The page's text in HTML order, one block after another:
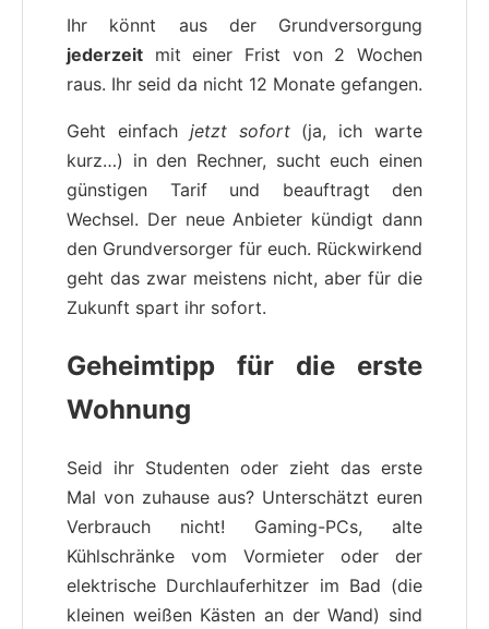
Ihr könnt aus der Grundversorgung
jederzeit mit einer Frist von 2 Wochen
raus. Ihr seid da nicht 12 Monate gefangen.
Geht einfach jetzt sofort(ja, ich warte
kurz…) in den Rechner, sucht euch einen
günstigen Tarif und beauftragt den
Wechsel. Der neue Anbieter kündigt dann
den Grundversorger für euch. Rückwirkend
geht das zwar meistens nicht, aber für die
Zukunft spart ihr sofort.
Geheimtipp für die erste
Wohnung
Seid ihr Studenten oder zieht das erste
Mal von zuhause aus? Unterschätzt euren
Verbrauch nicht! Gaming-PCs, alte
Kühlschränke vom Vormieter oder der
elektrische Durchlauferhitzer im Bad (die
kleinen weißen Kästen an der Wand) sind